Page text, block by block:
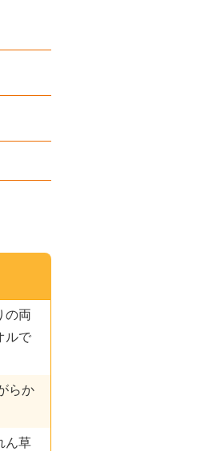
の両
ルで
らか
ん草